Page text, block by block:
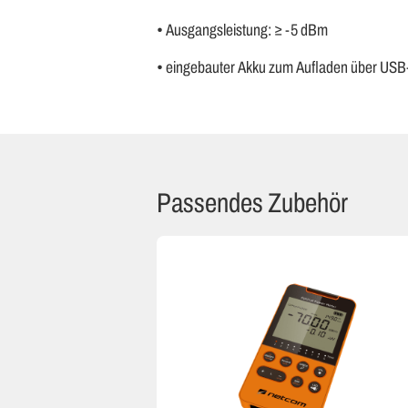
• Ausgangsleistung: ≥ -5 dBm
• eingebauter Akku zum Aufladen über
Passendes Zubehör